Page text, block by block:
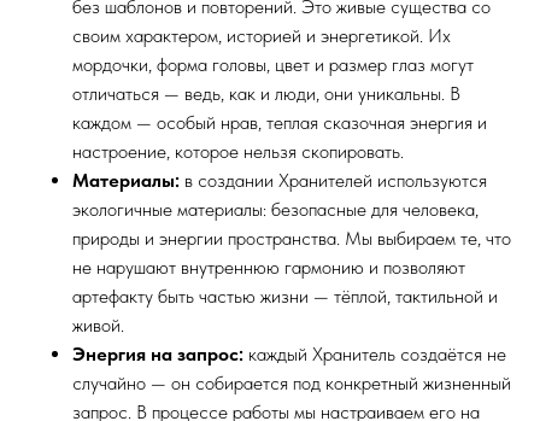
без шаблонов и повторений. Это живые существа со
своим характером, историей и энергетикой. Их
мордочки, форма головы, цвет и размер глаз могут
отличаться — ведь, как и люди, они уникальны. В
каждом — особый нрав, теплая сказочная энергия и
настроение, которое нельзя скопировать.
Материалы: в создании Хранителей используются
экологичные материалы: безопасные для человека,
природы и энергии пространства. Мы выбираем те, что
не нарушают внутреннюю гармонию и позволяют
артефакту быть частью жизни — тёплой, тактильной и
живой.
Энергия на запрос: каждый Хранитель создаётся не
случайно — он собирается под конкретный жизненный
запрос. В процессе работы мы настраиваем его на